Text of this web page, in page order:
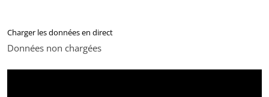
Charger les données en direct
Données non chargées